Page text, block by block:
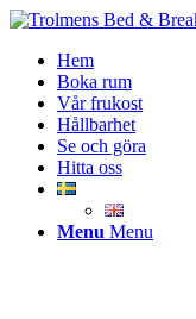
Hem
Boka rum
Vår frukost
Hållbarhet
Se och göra
Hitta oss
Menu Menu